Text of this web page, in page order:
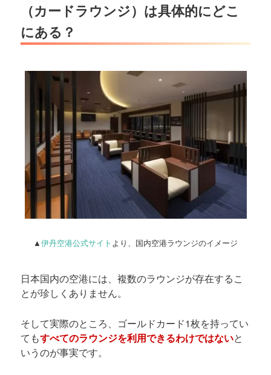
（カードラウンジ）は具体的にどこ
にある？
▲伊丹空港公式サイト より、国内空港ラウンジのイメージ
日本国内の空港には、複数のラウンジが存在するこ
とが珍しくありません。
そして実際のところ、ゴールドカード1枚を持ってい
てもすべてのラウンジを利用できるわけではないと
いうのが事実です。